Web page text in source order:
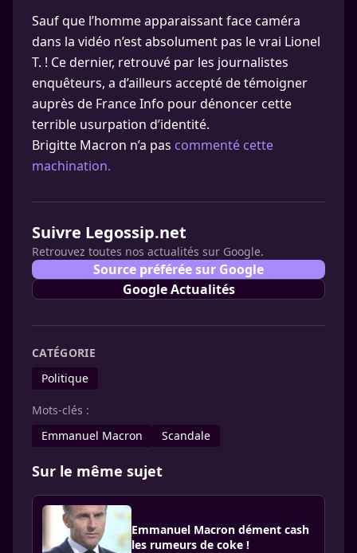
Sauf que l’homme apparaissant face caméra
dans la vidéo n’est absolument pas le vrai Lionel
T. ! Ce dernier, retrouvé par les journalistes
enquêteurs, a d’ailleurs accepté de témoigner
auprès de France Info pour dénoncer cette
terrible usurpation d’identité.
Brigitte Macron n’a pas commenté cette
machination.
Suivre Legossip.net
Retrouvez toutes nos actualités sur Google.
Source préférée sur Google
Google Actualités
CATÉGORIE
Politique
Mots-clés :
Emmanuel Macron
Scandale
Sur le même sujet
Emmanuel Macron dément cash
les rumeurs de coke !